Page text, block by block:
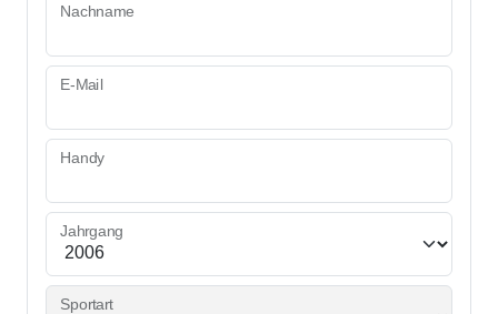
Nachname
E-Mail
Handy
Jahrgang
Sportart